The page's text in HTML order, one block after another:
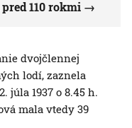
110 rokmi
dvojčlennej
lodí, zaznela
júla 1937 o 8.45 h.
mala vtedy 39